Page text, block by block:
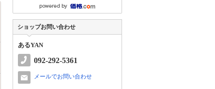
ショップお問い合わせ
あるYAN
092-292-5361
メールでお問い合わせ